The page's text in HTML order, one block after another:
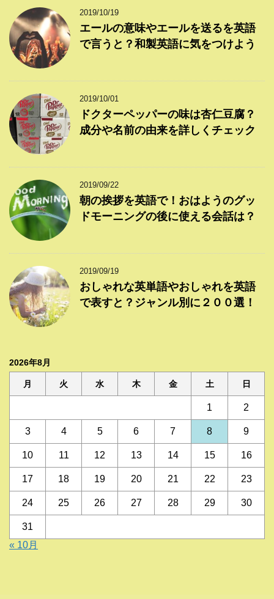
2019/10/19
エールの意味やエールを送るを英語
で言うと？和製英語に気をつけよう
2019/10/01
ドクターペッパーの味は杏仁豆腐？
成分や名前の由来を詳しくチェック
2019/09/22
朝の挨拶を英語で！おはようのグッ
ドモーニングの後に使える会話は？
2019/09/19
おしゃれな英単語やおしゃれを英語
で表すと？ジャンル別に２００選！
2026年8月
月 火 水 木 金 土 日
1 2
3 4 5 6 7 8 9
10 11 12 13 14 15 16
17 18 19 20 21 22 23
24 25 26 27 28 29 30
31
« 10月